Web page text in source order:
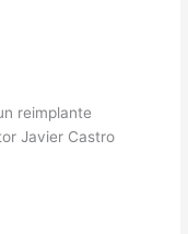
reimplante
Javier Castro